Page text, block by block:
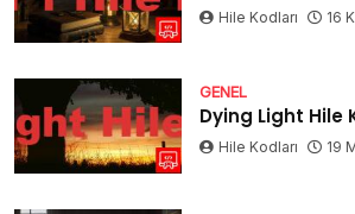
Hile Kodları 16
GENEL
Dying Light Hile
Hile Kodları 19